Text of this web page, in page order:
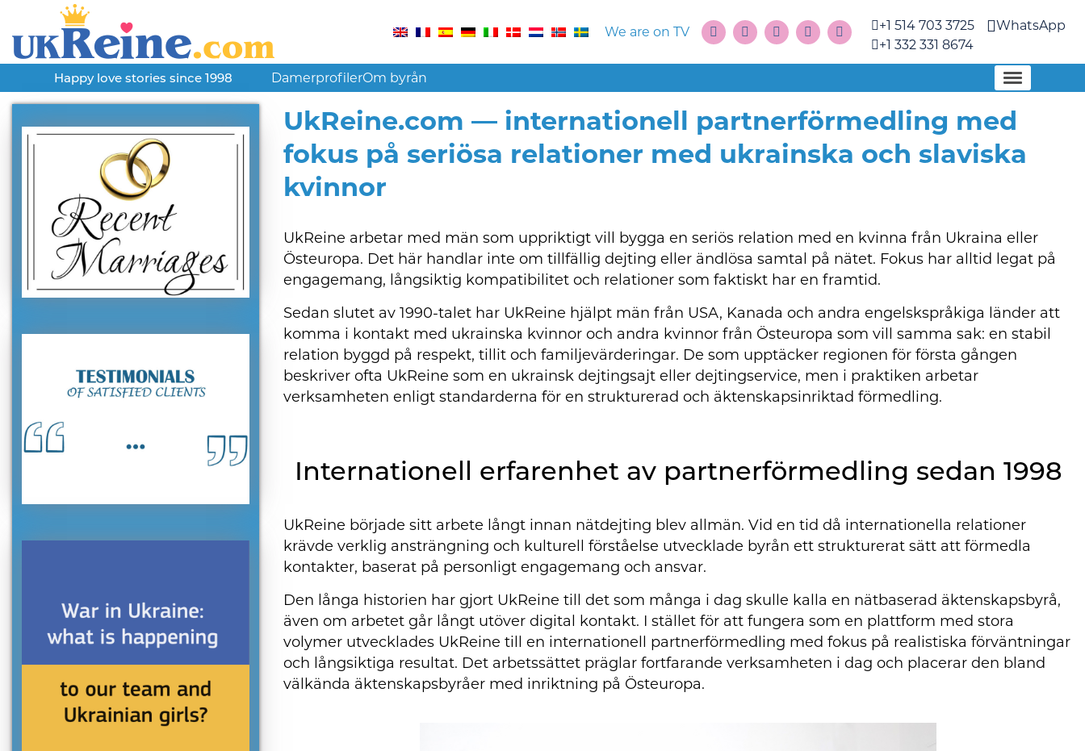
We are on TV
+1 514 703 3725
+1 332 331 8674
WhatsApp
Happy love stories since 1998 DamerprofilerOm byrån
UkReine.com — internationell partnerförmedling med
fokus på seriösa relationer med ukrainska och slaviska
kvinnor
UkReine arbetar med män som uppriktigt vill bygga en seriös relation med en kvinna från Ukraina eller
Östeuropa. Det här handlar inte om tillfällig dejting eller ändlösa samtal på nätet. Fokus har alltid legat på
engagemang, långsiktig kompatibilitet och relationer som faktiskt har en framtid.
Sedan slutet av 1990-talet har UkReine hjälpt män från USA, Kanada och andra engelskspråkiga länder att
komma i kontakt med ukrainska kvinnor och andra kvinnor från Östeuropa som vill samma sak: en stabil
relation byggd på respekt, tillit och familjevärderingar. De som upptäcker regionen för första gången
beskriver ofta UkReine som en ukrainsk dejtingsajt eller dejtingservice, men i praktiken arbetar
verksamheten enligt standarderna för en strukturerad och äktenskapsinriktad förmedling.
Internationell erfarenhet av partnerförmedling sedan 1998
UkReine började sitt arbete långt innan nätdejting blev allmän. Vid en tid då internationella relationer
krävde verklig ansträngning och kulturell förståelse utvecklade byrån ett strukturerat sätt att förmedla
kontakter, baserat på personligt engagemang och ansvar.
Den långa historien har gjort UkReine till det som många i dag skulle kalla en nätbaserad äktenskapsbyrå,
även om arbetet går långt utöver digital kontakt. I stället för att fungera som en plattform med stora
volymer utvecklades UkReine till en internationell partnerförmedling med fokus på realistiska förväntningar
och långsiktiga resultat. Det arbetssättet präglar fortfarande verksamheten i dag och placerar den bland
välkända äktenskapsbyråer med inriktning på Östeuropa.